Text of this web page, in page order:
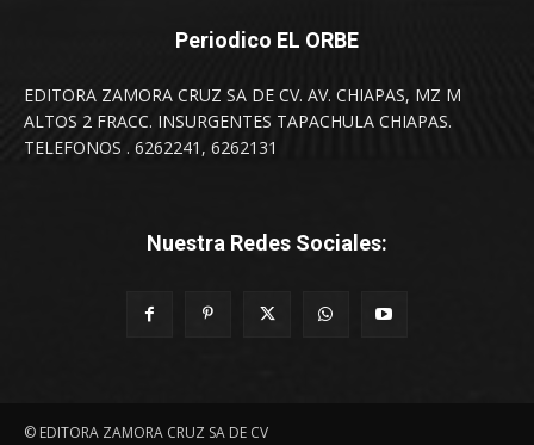
Periodico EL ORBE
EDITORA ZAMORA CRUZ SA DE CV. AV. CHIAPAS, MZ M
ALTOS 2 FRACC. INSURGENTES TAPACHULA CHIAPAS.
TELEFONOS . 6262241, 6262131
Nuestra Redes Sociales:
© EDITORA ZAMORA CRUZ SA DE CV